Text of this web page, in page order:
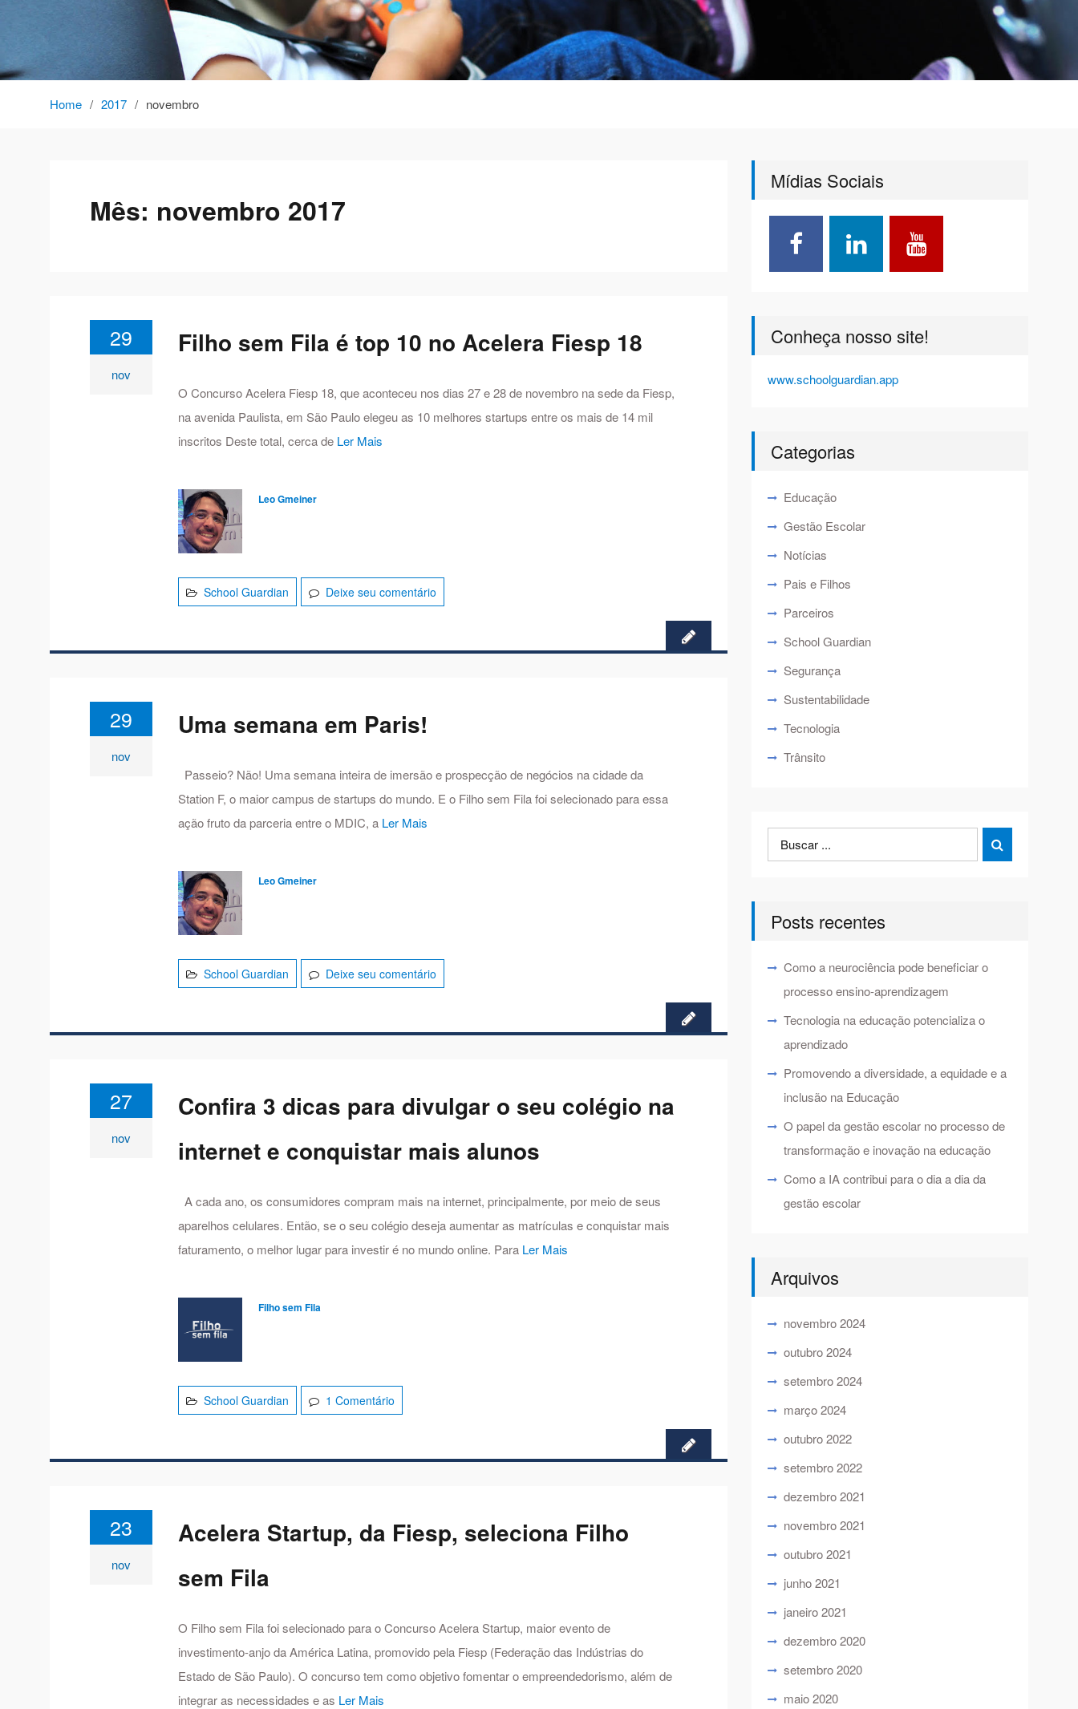
Home 2017 novembro
Mês: novembro 2017
Filho sem Fila é top 10 no Acelera Fiesp 18
29
nov
O Concurso Acelera Fiesp 18, que aconteceu nos dias 27 e 28 de novembro na sede da Fiesp,
na avenida Paulista, em São Paulo elegeu as 10 melhores startups entre os mais de 14 mil
inscritos Deste total, cerca de Ler Mais
Leo Gmeiner
School Guardian Deixe seu comentário
Uma semana em Paris!
29
nov
Passeio? Não! Uma semana inteira de imersão e prospecção de negócios na cidade da
Station F, o maior campus de startups do mundo. E o Filho sem Fila foi selecionado para essa
ação fruto da parceria entre o MDIC, a Ler Mais
Leo Gmeiner
School Guardian Deixe seu comentário
Confira 3 dicas para divulgar o seu colégio na
internet e conquistar mais alunos
27
nov
A cada ano, os consumidores compram mais na internet, principalmente, por meio de seus
aparelhos celulares. Então, se o seu colégio deseja aumentar as matrículas e conquistar mais
faturamento, o melhor lugar para investir é no mundo online. Para Ler Mais
Filho sem Fila
School Guardian 1 Comentário
Acelera Startup, da Fiesp, seleciona Filho
sem Fila
23
nov
O Filho sem Fila foi selecionado para o Concurso Acelera Startup, maior evento de
investimento-anjo da América Latina, promovido pela Fiesp (Federação das Indústrias do
Estado de São Paulo). O concurso tem como objetivo fomentar o empreendedorismo, além de
integrar as necessidades e as Ler Mais
Mídias Sociais
Conheça nosso site!
www.schoolguardian.app
Categorias
Educação
Gestão Escolar
Notícias
Pais e Filhos
Parceiros
School Guardian
Segurança
Sustentabilidade
Tecnologia
Trânsito
Search
for:

Posts recentes
Como a neurociência pode beneficiar o
processo ensino-aprendizagem
Tecnologia na educação potencializa o
aprendizado
Promovendo a diversidade, a equidade e a
inclusão na Educação
O papel da gestão escolar no processo de
transformação e inovação na educação
Como a IA contribui para o dia a dia da
gestão escolar
Arquivos
novembro 2024
outubro 2024
setembro 2024
março 2024
outubro 2022
setembro 2022
dezembro 2021
novembro 2021
outubro 2021
junho 2021
janeiro 2021
dezembro 2020
setembro 2020
maio 2020